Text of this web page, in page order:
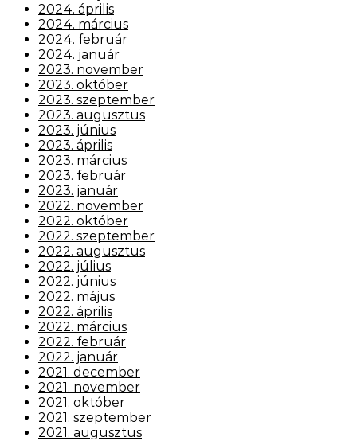
2024. április
2024. március
2024. február
2024. január
2023. november
2023. október
2023. szeptember
2023. augusztus
2023. június
2023. április
2023. március
2023. február
2023. január
2022. november
2022. október
2022. szeptember
2022. augusztus
2022. július
2022. június
2022. május
2022. április
2022. március
2022. február
2022. január
2021. december
2021. november
2021. október
2021. szeptember
2021. augusztus